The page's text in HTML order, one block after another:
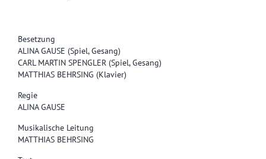
Besetzung
ALINA GAUSE (Spiel, Gesang)
CARL MARTIN SPENGLER (Spiel, Gesang)
MATTHIAS BEHRSING (Klavier)
Regie
ALINA GAUSE
Musikalische Leitung
MATTHIAS BEHRSING